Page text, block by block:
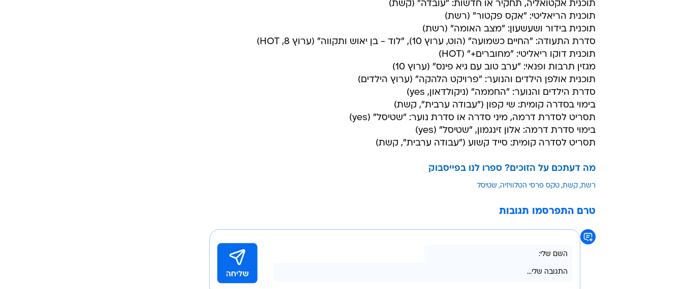
סדרת דרמה: "שטיסל" (yes)
סדרה קומית: "הפרלמנט" (קשת)
מיני סדרת הדרמה: "אבודים באסיה" (yes)
שחקנית בסדרת דרמה: איילת זורר ("בני ערובה", ערוץ 10)
שחקן בסדרת דרמה: דובלה גליקמן (yes)
שחקנית בסדרה קומית: ליאת הר-לב ("הפרלמנט", קשת)
שחקן בסדרה קומית: אסי כהן ("הפרלמנט", קשת)
תוכנית האירוח: "שי בשישי" (ערוץ 10)
תוכנית אקטואליה, תחקיר או חדשות: "עובדה" (קשת)
תוכנית הריאליטי: "אקס פקטור" (רשת)
תוכנית בידור ושעשעון: "מצב האומה" (רשת)
סדרת התעודה: "החיים כשמועה" (הוט, ערוץ 10), "לוד - בן יאוש ותקווה" (ערוץ 8, HOT)
תוכנית דוקו ריאליטי: "מחוברים+" (HOT)
מגזין תרבות ופנאי: "ערב טוב עם גיא פינס" (ערוץ 10)
תוכנית אולפן הילדים והנוער: "פרויקט הלהקה" (ערוץ הילדים)
בימוי בסדרה קומית: שי קפון ("עבודה ערבית", קשת)
בימוי סדרת דרמה: אלון זינגמון, "שטיסל" (yes)
תסריט לסדרה קומית: סייד קשוע ("עבודה ערבית", קשת)
מה דעתכם על הזוכים? ספרו לנו בפייסבוק